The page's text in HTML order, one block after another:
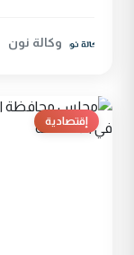
وكالة نون
إقتصادية